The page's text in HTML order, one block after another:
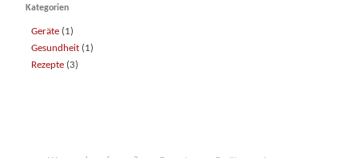
Kategorien
Geräte (1)
Gesundheit (1)
Rezepte (3)